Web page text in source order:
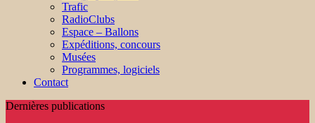
Trafic
RadioClubs
Espace – Ballons
Expéditions, concours
Musées
Programmes, logiciels
Contact
Dernières publications